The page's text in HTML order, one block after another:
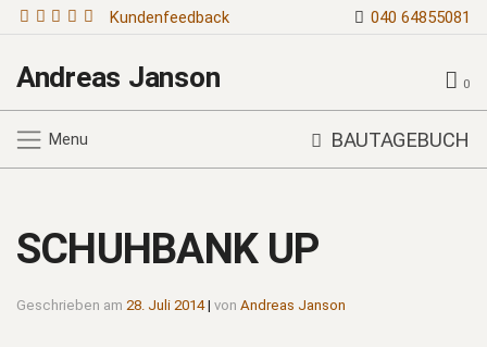
Kundenfeedback 040 64855081
Andreas Janson 0
Menu BAUTAGEBUCH
SCHUHBANK UP
Geschrieben am 28. Juli 2014| von Andreas Janson